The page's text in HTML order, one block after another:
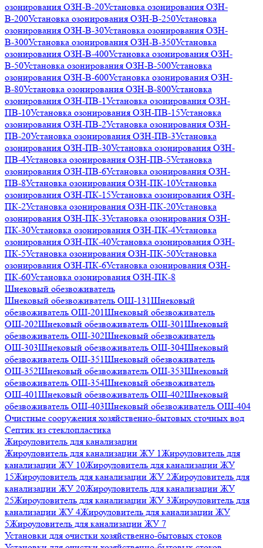
озонирования ОЗН-В-20Установка озонирования ОЗН-
В-200Установка озонирования ОЗН-В-250Установка
озонирования ОЗН-В-30Установка озонирования ОЗН-
В-300Установка озонирования ОЗН-В-350Установка
озонирования ОЗН-В-400Установка озонирования ОЗН-
В-50Установка озонирования ОЗН-В-500Установка
озонирования ОЗН-В-600Установка озонирования ОЗН-
В-80Установка озонирования ОЗН-В-800Установка
озонирования ОЗН-ПВ-1Установка озонирования ОЗН-
ПВ-10Установка озонирования ОЗН-ПВ-15Установка
озонирования ОЗН-ПВ-2Установка озонирования ОЗН-
ПВ-20Установка озонирования ОЗН-ПВ-3Установка
озонирования ОЗН-ПВ-30Установка озонирования ОЗН-
ПВ-4Установка озонирования ОЗН-ПВ-5Установка
озонирования ОЗН-ПВ-6Установка озонирования ОЗН-
ПВ-8Установка озонирования ОЗН-ПК-10Установка
озонирования ОЗН-ПК-15Установка озонирования ОЗН-
ПК-2Установка озонирования ОЗН-ПК-20Установка
озонирования ОЗН-ПК-3Установка озонирования ОЗН-
ПК-30Установка озонирования ОЗН-ПК-4Установка
озонирования ОЗН-ПК-40Установка озонирования ОЗН-
ПК-5Установка озонирования ОЗН-ПК-50Установка
озонирования ОЗН-ПК-6Установка озонирования ОЗН-
ПК-60Установка озонирования ОЗН-ПК-8
Шнековый обезвоживатель
Шнековый обезвоживатель ОШ-131Шнековый
обезвоживатель ОШ-201Шнековый обезвоживатель
ОШ-202Шнековый обезвоживатель ОШ-301Шнековый
обезвоживатель ОШ-302Шнековый обезвоживатель
ОШ-303Шнековый обезвоживатель ОШ-304Шнековый
обезвоживатель ОШ-351Шнековый обезвоживатель
ОШ-352Шнековый обезвоживатель ОШ-353Шнековый
обезвоживатель ОШ-354Шнековый обезвоживатель
ОШ-401Шнековый обезвоживатель ОШ-402Шнековый
обезвоживатель ОШ-403Шнековый обезвоживатель ОШ-404
Очистные сооружения хозяйственно-бытовых сточных вод
Септик из стеклопластика
Жироуловитель для канализации
Жироуловитель для канализации ЖУ 1Жироуловитель для
канализации ЖУ 10Жироуловитель для канализации ЖУ
15Жироуловитель для канализации ЖУ 2Жироуловитель для
канализации ЖУ 20Жироуловитель для канализации ЖУ
25Жироуловитель для канализации ЖУ 3Жироуловитель для
канализации ЖУ 4Жироуловитель для канализации ЖУ
5Жироуловитель для канализации ЖУ 7
Установки для очистки хозяйственно-бытовых стоков